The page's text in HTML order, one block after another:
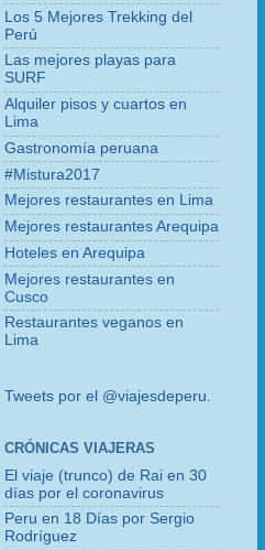
Los 5 Mejores Trekking del
Perú
Las mejores playas para
SURF
Alquiler pisos y cuartos en
Lima
Gastronomía peruana
#Mistura2017
Mejores restaurantes en Lima
Mejores restaurantes Arequipa
Hoteles en Arequipa
Mejores restaurantes en
Cusco
Restaurantes veganos en
Lima
Tweets por el @viajesdeperu.
CRÓNICAS VIAJERAS
El viaje (trunco) de Rai en 30
días por el coronavirus
Peru en 18 Días por Sergio
Rodríguez